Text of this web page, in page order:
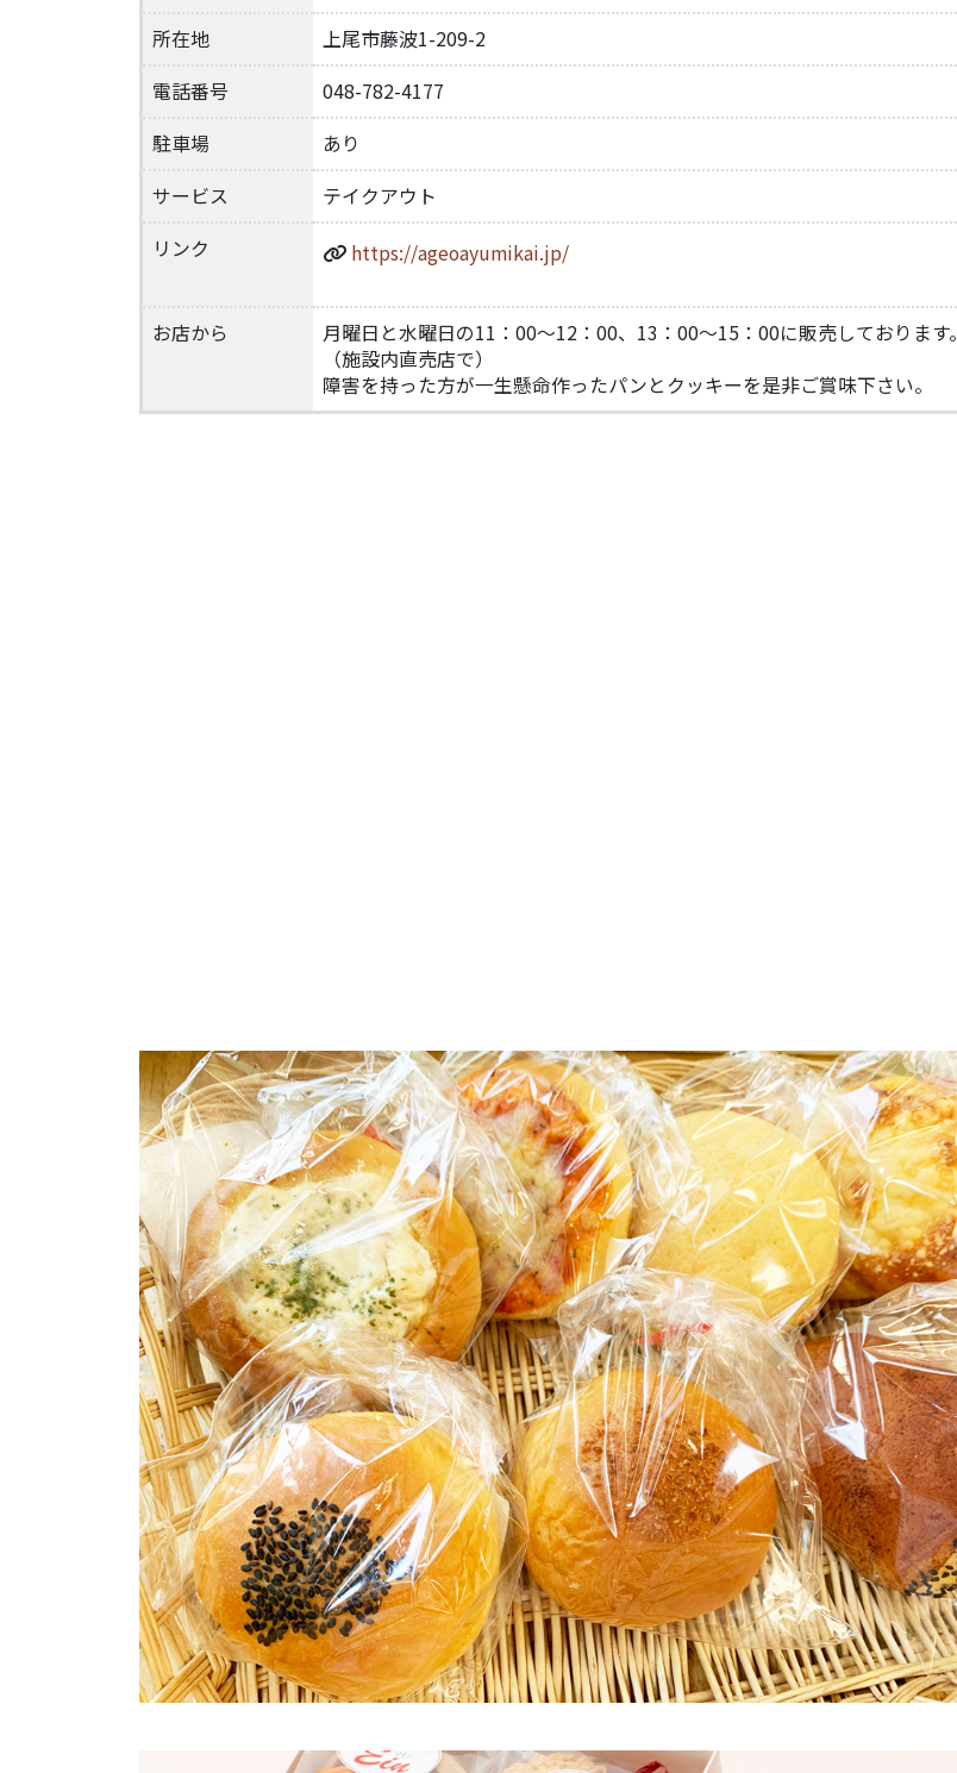
所在地
上尾市藤波1-209-2
電話番号
048-782-4177
駐車場
あり
サービス
テイクアウト
リンク
https://ageoayumikai.jp/
お店から
月曜日と水曜日の11：00～12：00、13：00～15：00に販売しております。
（施設内直売店で）
障害を持った方が一生懸命作ったパンとクッキーを是非ご賞味下さい。